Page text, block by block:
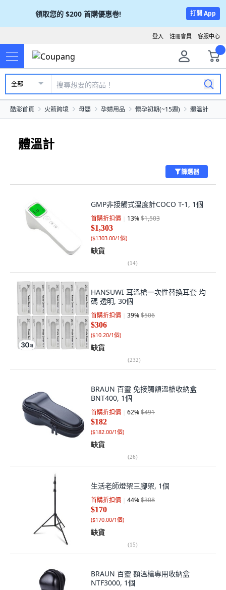
領取您的 $200 首購優惠卷! 打開 App
客服中心
註冊會員
登入
全部
酷澎首頁 火箭跨境 母嬰 孕婦用品 懷孕初期(~15週) 體溫計
體溫計
篩選器
GMP非接觸式溫度計COCO T-1, 1個
首購折扣價 13%$1,503
$1,303
($1303.00/1個)
缺貨
(14)
HANSUWI 耳溫槍一次性替換耳套 均
碼 透明, 30個
首購折扣價 39%$506
$306
($10.20/1個)
缺貨
(232)
BRAUN 百靈 免接觸額溫槍收納盒
BNT400, 1個
首購折扣價 62%$491
$182
($182.00/1個)
缺貨
(26)
生活老師燈架三腳架, 1個
首購折扣價 44%$308
$170
($170.00/1個)
缺貨
(15)
BRAUN 百靈 額溫槍專用收納盒
NTF3000, 1個